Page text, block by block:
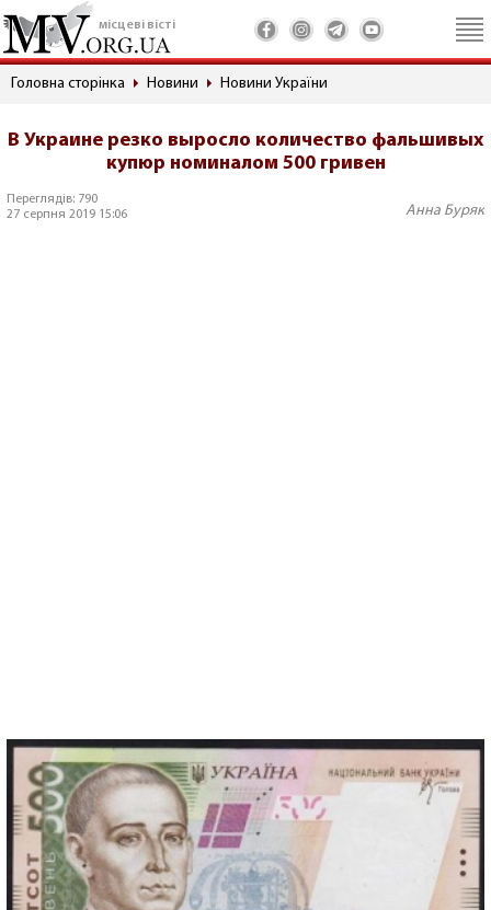
місцеві вісті
Головна сторінка Новини Новини України
В Украине резко выросло количество фальшивых
купюр номиналом 500 гривен
Переглядів: 790
27 серпня 2019 15:06
Анна Буряк